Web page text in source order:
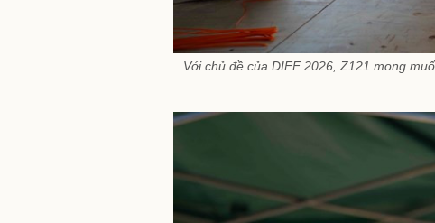
Với chủ đề của DIFF 2026, Z121 mong